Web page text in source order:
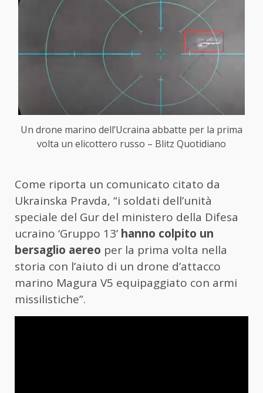
Un drone marino dell’Ucraina abbatte per la prima
volta un elicottero russo – Blitz Quotidiano
Come riporta un comunicato citato da
Ukrainska Pravda, “i soldati dell’unità
speciale del Gur del ministero della Difesa
ucraino ‘Gruppo 13’ hanno colpito un
bersaglio aereo per la prima volta nella
storia con l’aiuto di un drone d’attacco
marino Magura V5 equipaggiato con armi
missilistiche”.